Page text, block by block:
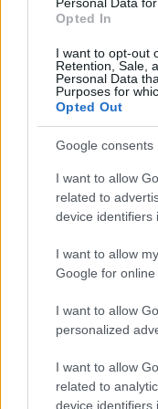
Opted In
I want to opt-out
Retention, Sale,
Personal Data
Purposes for
Opted Out
Google consents
I want to allow
related to
device identifiers
I want to allow
Google for
I want to allow
personalized
I want to allow
related to
device identifiers
Quartararo tehát
érzékelhető